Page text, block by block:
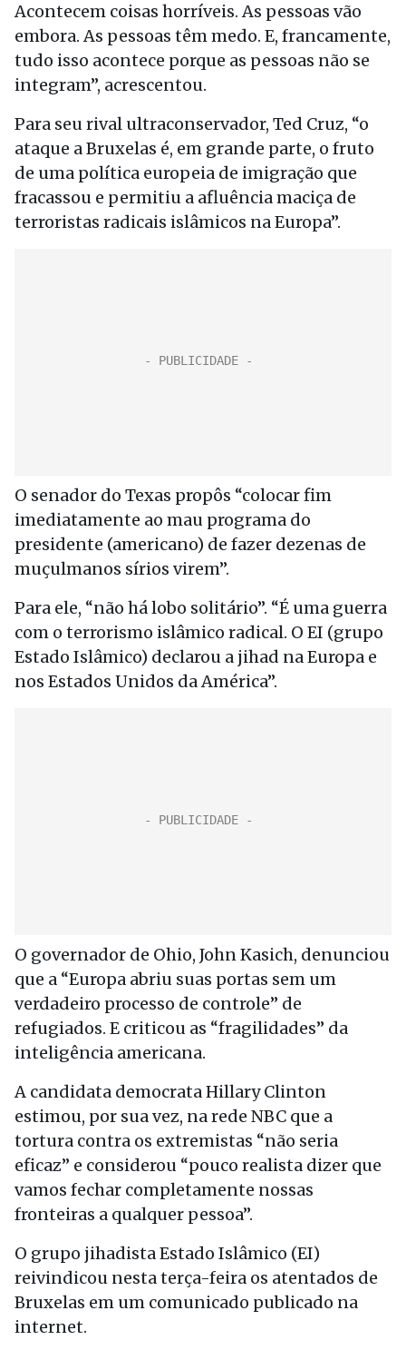
Acontecem coisas horríveis. As pessoas vão
embora. As pessoas têm medo. E, francamente,
tudo isso acontece porque as pessoas não se
integram”, acrescentou.
Para seu rival ultraconservador, Ted Cruz, “o
ataque a Bruxelas é, em grande parte, o fruto
de uma política europeia de imigração que
fracassou e permitiu a afluência maciça de
terroristas radicais islâmicos na Europa”.
O senador do Texas propôs “colocar fim
imediatamente ao mau programa do
presidente (americano) de fazer dezenas de
muçulmanos sírios virem”.
Para ele, “não há lobo solitário”. “É uma guerra
com o terrorismo islâmico radical. O EI (grupo
Estado Islâmico) declarou a jihad na Europa e
nos Estados Unidos da América”.
O governador de Ohio, John Kasich, denunciou
que a “Europa abriu suas portas sem um
verdadeiro processo de controle” de
refugiados. E criticou as “fragilidades” da
inteligência americana.
A candidata democrata Hillary Clinton
estimou, por sua vez, na rede NBC que a
tortura contra os extremistas “não seria
eficaz” e considerou “pouco realista dizer que
vamos fechar completamente nossas
fronteiras a qualquer pessoa”.
O grupo jihadista Estado Islâmico (EI)
reivindicou nesta terça-feira os atentados de
Bruxelas em um comunicado publicado na
internet.